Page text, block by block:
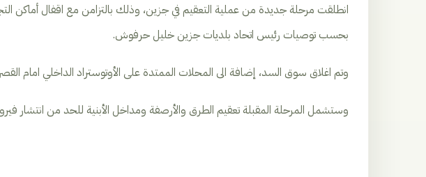
انطلقت مرحلة جديدة من عملية التعقيم في جزين، وذلك بالتزامن مع اقفال أماكن
بحسب توصيات رئيس اتحاد بلديات جزين خليل حرفوش.
وتم اغلاق سوق السد، إضافة الى المحلات الممتدة على الأوتوستراد الداخلي امام
وستشمل المرحلة المقبلة تعقيم الطرق والأرصفة ومداخل الأبنية للحد من انتشار